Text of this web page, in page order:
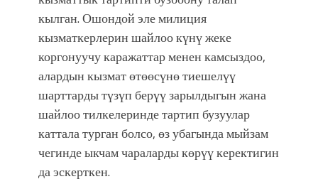
кылган. Ошондой эле милиция
кызматкерлерин шайлоо күнү жеке
коргонуучу каражаттар менен камсыздоо,
алардын кызмат өтөөсүнө тиешелүү
шарттарды түзүп берүү зарылдыгын жана
шайлоо тилкелеринде тартип бузуулар
каттала турган болсо, өз убагында мыйзам
чегинде ыкчам чараларды көрүү керектигин
да эскерткен.